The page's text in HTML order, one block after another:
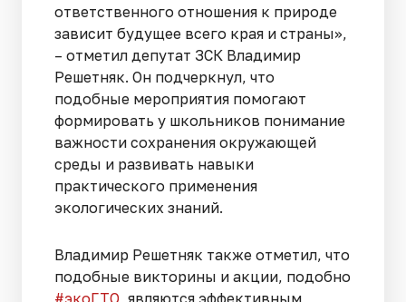
ответственного отношения к природе
зависит будущее всего края и страны»,
– отметил депутат ЗСК Владимир
Решетняк. Он подчеркнул, что
подобные мероприятия помогают
формировать у школьников понимание
важности сохранения окружающей
среды и развивать навыки
практического применения
экологических знаний.
Владимир Решетняк также отметил, что
подобные викторины и акции, подобно
#экоГТО, являются эффективным